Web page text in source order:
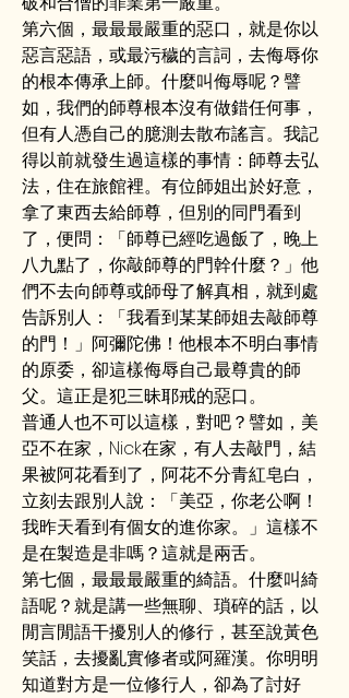
第六個，最最最嚴重的惡口，就是你以
惡言惡語，或最污穢的言詞，去侮辱你
的根本傳承上師。什麼叫侮辱呢？譬
如，我們的師尊根本沒有做錯任何事，
但有人憑自己的臆測去散布謠言。我記
得以前就發生過這樣的事情：師尊去弘
法，住在旅館裡。有位師姐出於好意，
拿了東西去給師尊，但別的同門看到
了，便問：「師尊已經吃過飯了，晚上
八九點了，你敲師尊的門幹什麼？」他
們不去向師尊或師母了解真相，就到處
告訴別人：「我看到某某師姐去敲師尊
的門！」阿彌陀佛！他根本不明白事情
的原委，卻這樣侮辱自己最尊貴的師
父。這正是犯三昧耶戒的惡口。
普通人也不可以這樣，對吧？譬如，美
亞不在家，Nick在家，有人去敲門，結
果被阿花看到了，阿花不分青紅皂白，
立刻去跟別人說：「美亞，你老公啊！
我昨天看到有個女的進你家。」這樣不
是在製造是非嗎？這就是兩舌。
第七個，最最最嚴重的綺語。什麼叫綺
語呢？就是講一些無聊、瑣碎的話，以
閒言閒語干擾別人的修行，甚至說黃色
笑話，去擾亂實修者或阿羅漢。你明明
知道對方是一位修行人，卻為了討好